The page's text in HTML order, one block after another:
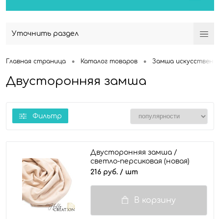
Уточнить раздел
Главная страница • Каталог товаров • Замша
Двусторонняя замша
Фильтр
Двусторонняя замша /
светло-персиковая (новая)
216 руб. / шт
В корзину